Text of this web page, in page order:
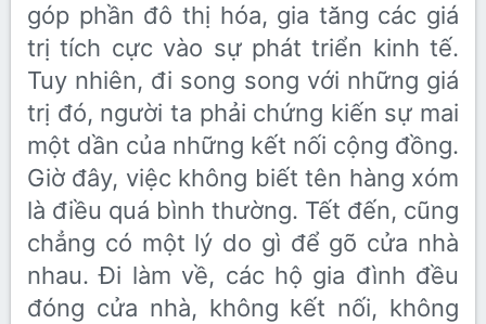
góp phần đô thị hóa, gia tăng các giá
trị tích cực vào sự phát triển kinh tế.
Tuy nhiên, đi song song với những giá
trị đó, người ta phải chứng kiến sự mai
một dần của những kết nối cộng đồng.
Giờ đây, việc không biết tên hàng xóm
là điều quá bình thường. Tết đến, cũng
chẳng có một lý do gì để gõ cửa nhà
nhau. Đi làm về, các hộ gia đình đều
đóng cửa nhà, không kết nối, không